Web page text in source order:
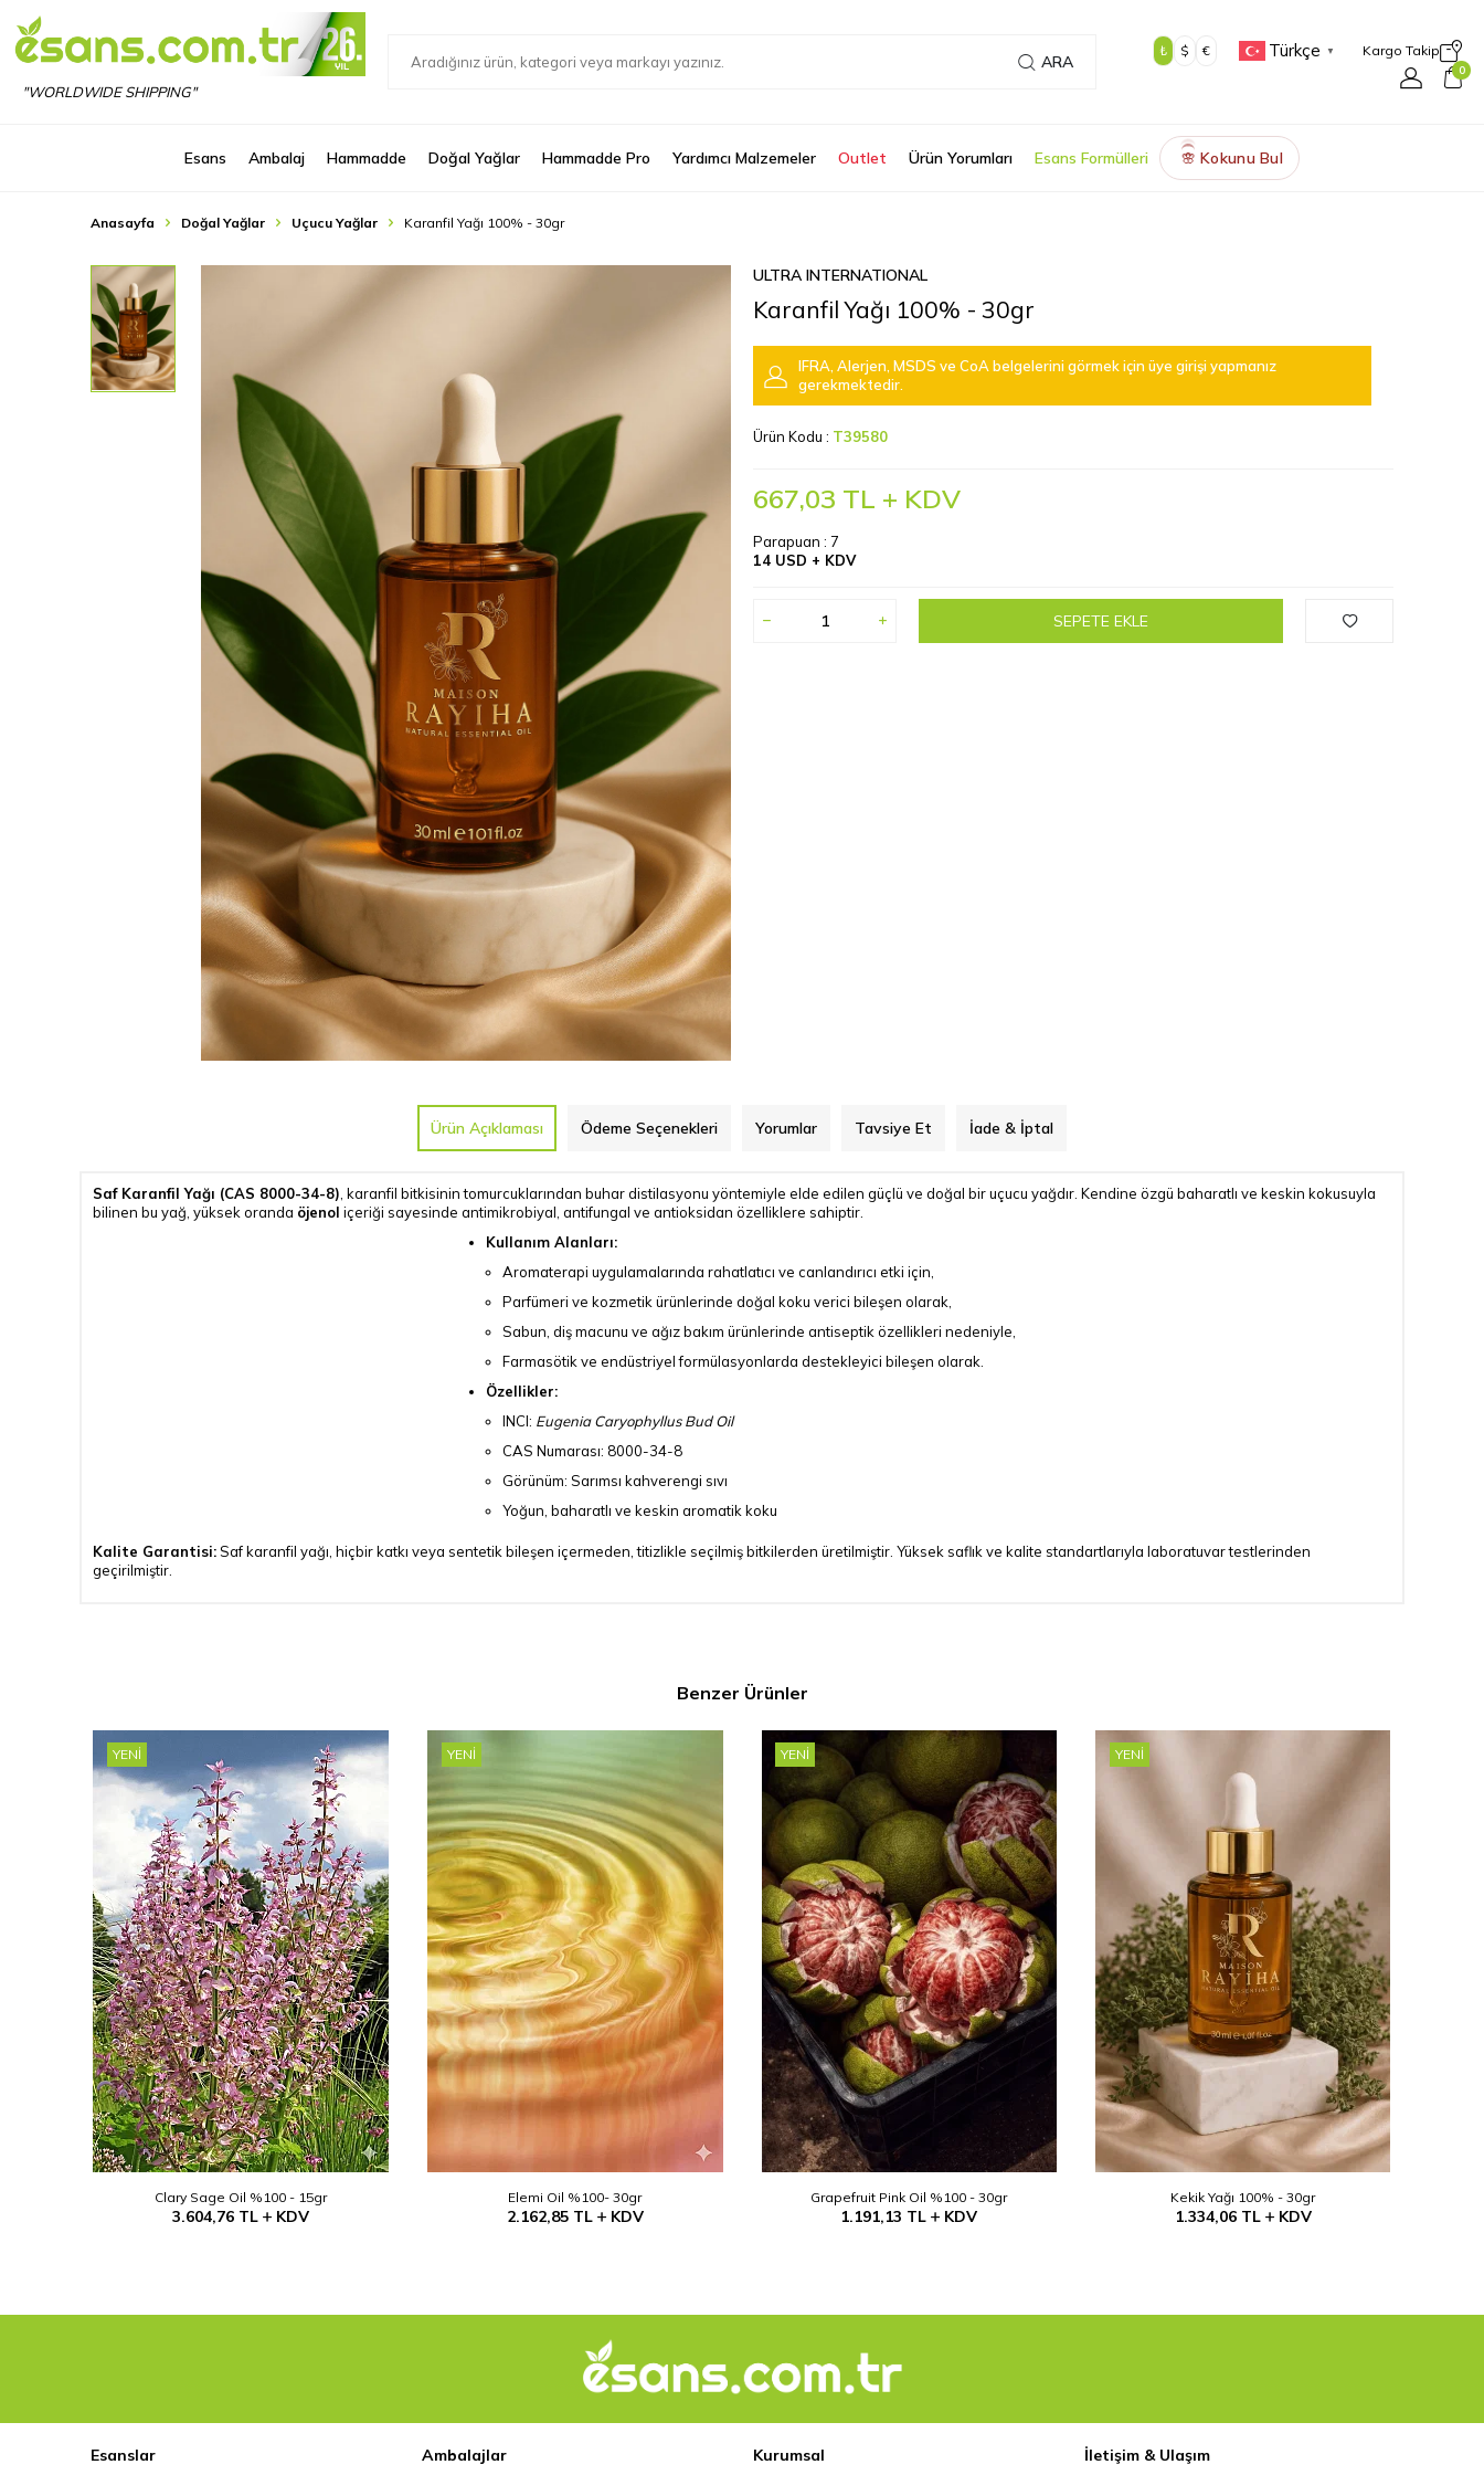
"WORLDWIDE SHIPPING"
ARA
₺ $ € Türkçe ▼ Kargo Takip
0
Esans Ambalaj Hammadde Doğal Yağlar Hammadde Pro Yardımcı Malzemeler Outlet Ürün Yorumları Esans Formülleri 🌸 Kokunu Bul
Anasayfa Doğal Yağlar Uçucu Yağlar Karanfil Yağı 100% - 30gr
ULTRA INTERNATIONAL
Karanfil Yağı 100% - 30gr
IFRA, Alerjen, MSDS ve CoA belgelerini görmek için üye girişi yapmanız
gerekmektedir.
Ürün Kodu : T39580
667,03 TL + KDV
Parapuan : 7
14 USD + KDV
SEPETE EKLE
Ürün Açıklaması Ödeme Seçenekleri Yorumlar Tavsiye Et İade & İptal
Saf Karanfil Yağı (CAS 8000-34-8) , karanfil bitkisinin tomurcuklarından buhar distilasyonu yöntemiyle elde edilen güçlü ve doğal bir uçucu yağdır. Kendine özgü baharatlı ve keskin kokusuyla
bilinen bu yağ, yüksek oranda öjenol içeriği sayesinde antimikrobiyal, antifungal ve antioksidan özelliklere sahiptir.
Kullanım Alanları:
Aromaterapi uygulamalarında rahatlatıcı ve canlandırıcı etki için,
Parfümeri ve kozmetik ürünlerinde doğal koku verici bileşen olarak,
Sabun, diş macunu ve ağız bakım ürünlerinde antiseptik özellikleri nedeniyle,
Farmasötik ve endüstriyel formülasyonlarda destekleyici bileşen olarak.
Özellikler:
INCI: Eugenia Caryophyllus Bud Oil
CAS Numarası: 8000-34-8
Görünüm: Sarımsı kahverengi sıvı
Yoğun, baharatlı ve keskin aromatik koku
Kalite Garantisi:Saf karanfil yağı, hiçbir katkı veya sentetik bileşen içermeden, titizlikle seçilmiş bitkilerden üretilmiştir. Yüksek saflık ve kalite standartlarıyla laboratuvar testlerinden
geçirilmiştir.
Benzer Ürünler
YENI
Clary Sage Oil %100 - 15gr
3.604,76 TL KDV
YENI
Elemi Oil %100- 30gr
2.162,85TL KDV
YENI
Grapefruit Pink Oil %100 - 30gr
1.191,13 TL KDV
YENI
Kekik Yağı 100% - 30gr
1.334,06TL KDV
Esanslar Ambalajlar Kurumsal İletişim & Ulaşım